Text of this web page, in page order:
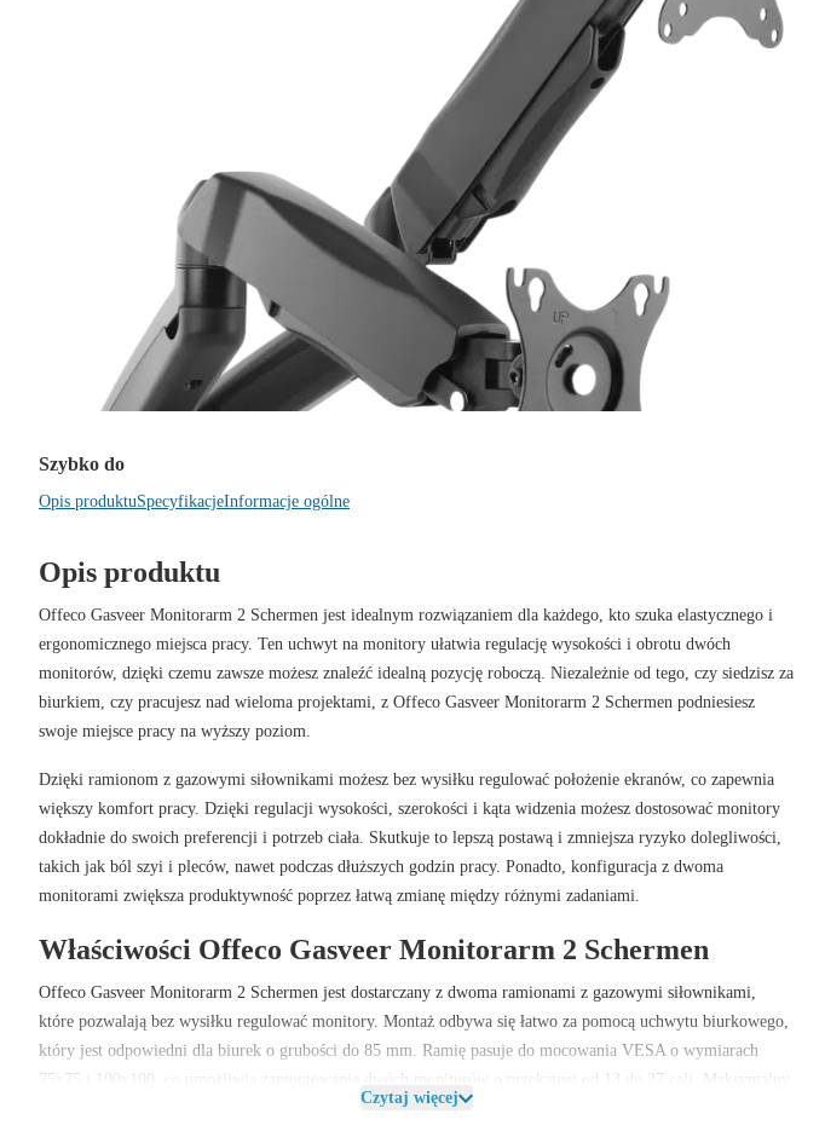
Szybko do
Opis produktuSpecyfikacjeInformacje ogólne
Opis produktu
Offeco Gasveer Monitorarm 2 Schermen jest idealnym rozwiązaniem dla każdego, kto szuka elastycznego i
ergonomicznego miejsca pracy. Ten uchwyt na monitory ułatwia regulację wysokości i obrotu dwóch
monitorów, dzięki czemu zawsze możesz znaleźć idealną pozycję roboczą. Niezależnie od tego, czy siedzisz za
biurkiem, czy pracujesz nad wieloma projektami, z Offeco Gasveer Monitorarm 2 Schermen podniesiesz
swoje miejsce pracy na wyższy poziom.
Dzięki ramionom z gazowymi siłownikami możesz bez wysiłku regulować położenie ekranów, co zapewnia
większy komfort pracy. Dzięki regulacji wysokości, szerokości i kąta widzenia możesz dostosować monitory
dokładnie do swoich preferencji i potrzeb ciała. Skutkuje to lepszą postawą i zmniejsza ryzyko dolegliwości,
takich jak ból szyi i pleców, nawet podczas dłuższych godzin pracy. Ponadto, konfiguracja z dwoma
monitorami zwiększa produktywność poprzez łatwą zmianę między różnymi zadaniami.
Właściwości Offeco Gasveer Monitorarm 2 Schermen
Offeco Gasveer Monitorarm 2 Schermen jest dostarczany z dwoma ramionami z gazowymi siłownikami,
które pozwalają bez wysiłku regulować monitory. Montaż odbywa się łatwo za pomocą uchwytu biurkowego,
który jest odpowiedni dla biurek o grubości do 85 mm. Ramię pasuje do mocowania VESAo wymiarach
75x75
100x100 , co umożliwia zamontowanie dwóch monitorów o przekątnej od 13 do 27 cali
Maksymalny
, co czyni ten uchwyt odpowiednim dla większości standardowych ekranów.
Czytaj więcej